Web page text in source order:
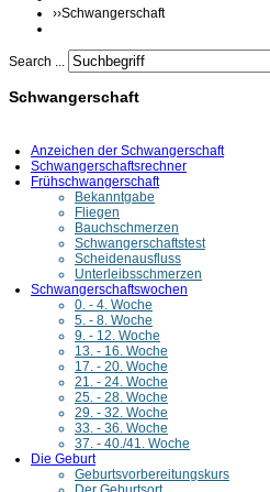
››Schwangerschaft
Search ...
Schwangerschaft
Anzeichen der Schwangerschaft
Schwangerschaftsrechner
Frühschwangerschaft
Bekanntgabe
Fliegen
Bauchschmerzen
Schwangerschaftstest
Scheidenausfluss
Unterleibsschmerzen
Schwangerschaftswochen
0. - 4. Woche
5. - 8. Woche
9. - 12. Woche
13. - 16. Woche
17. - 20. Woche
21. - 24. Woche
25. - 28. Woche
29. - 32. Woche
33. - 36. Woche
37. - 40./41. Woche
Die Geburt
Geburtsvorbereitungskurs